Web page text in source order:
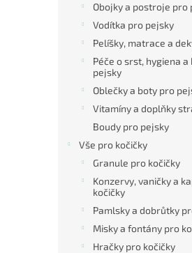
Obojky a postroje pro
Vodítka pro pejsky
Pelíšky, matrace a
Péče o srst, hygiena
pejsky
Oblečky a boty pro
Vitamíny a doplňky
Boudy pro pejsky
Vše pro kočičky
Granule pro kočičky
Konzervy, vaničky a
kočičky
Pamlsky a dobrůtky
Misky a fontány pro
Hračky pro kočičky